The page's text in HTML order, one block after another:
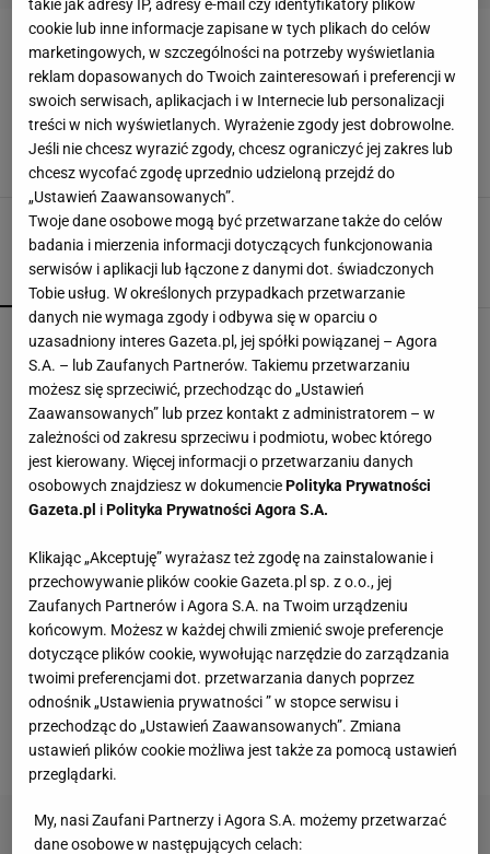
POKROWCE NA FOTELE
Podkręć wygląd swoich mebli do domu i ogrodu
pokrowcami IKEA! Teraz nawet do 30% taniej.
Spory wybór!
IKEA MEBLE MEBLE OGRODOWE POKROWCE NA FOTELE
POPULARNE NAJNOWSZE
Kompaktowa bieżnia do małego mieszkania.
Ten sprzęt mieści się pod łóżko
Vintage gramofony wracają do łask. Polacy na
nowo pokochali vinyle
Skandynawski przepis na zdrowie? Sezonowe
MATERIAŁ PROMOCYJNY
Te dywany są porządne jak za dawnych lato.
Piękne wzory, a ceny? Nawet mniej niż 50 zł
Przenośne klimatyzatory i wentylatory najlepsze
na upały. Są tanie i ciche, dobre do sypialni
takie jak adresy IP, adresy e-mail czy identyfikatory plików
cookie lub inne informacje zapisane w tych plikach do celów
marketingowych, w szczególności na potrzeby wyświetlania
reklam dopasowanych do Twoich zainteresowań i preferencji w
swoich serwisach, aplikacjach i w Internecie lub personalizacji
treści w nich wyświetlanych. Wyrażenie zgody jest dobrowolne.
Jeśli nie chcesz wyrazić zgody, chcesz ograniczyć jej zakres lub
chcesz wycofać zgodę uprzednio udzieloną przejdź do
„Ustawień Zaawansowanych”.
Twoje dane osobowe mogą być przetwarzane także do celów
badania i mierzenia informacji dotyczących funkcjonowania
serwisów i aplikacji lub łączone z danymi dot. świadczonych
Tobie usług. W określonych przypadkach przetwarzanie
danych nie wymaga zgody i odbywa się w oparciu o
uzasadniony interes Gazeta.pl, jej spółki powiązanej – Agora
S.A. – lub Zaufanych Partnerów. Takiemu przetwarzaniu
możesz się sprzeciwić, przechodząc do „Ustawień
Zaawansowanych” lub przez kontakt z administratorem – w
zależności od zakresu sprzeciwu i podmiotu, wobec którego
jest kierowany. Więcej informacji o przetwarzaniu danych
osobowych znajdziesz w dokumenciePolityka Prywatności
Gazeta.pl iPolityka Prywatności Agora S.A.
Klikając „Akceptuję” wyrażasz też zgodę na zainstalowanie i
przechowywanie plików cookie Gazeta.pl sp. z o.o., jej
Zaufanych Partnerów i Agora S.A. na Twoim urządzeniu
końcowym. Możesz w każdej chwili zmienić swoje preferencje
dotyczące plików cookie, wywołując narzędzie do zarządzania
twoimi preferencjami dot. przetwarzania danych poprzez
odnośnik „Ustawienia prywatności ” w stopce serwisu i
przechodząc do „Ustawień Zaawansowanych”. Zmiana
ustawień plików cookie możliwa jest także za pomocą ustawień
przeglądarki.
My, nasi Zaufani Partnerzy i Agora S.A. możemy przetwarzać
dane osobowe w następujących celach: